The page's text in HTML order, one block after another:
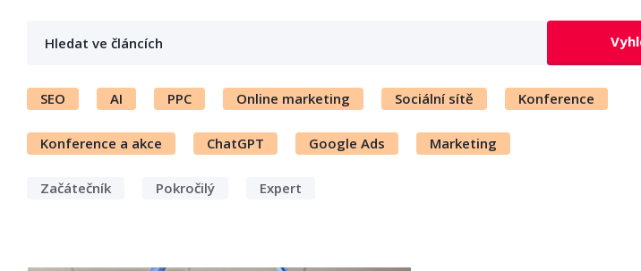
SEO AI PPC Online marketing Sociální sítě Konference
Konference a akce ChatGPT Google Ads Marketing
Začátečník Pokročilý Expert